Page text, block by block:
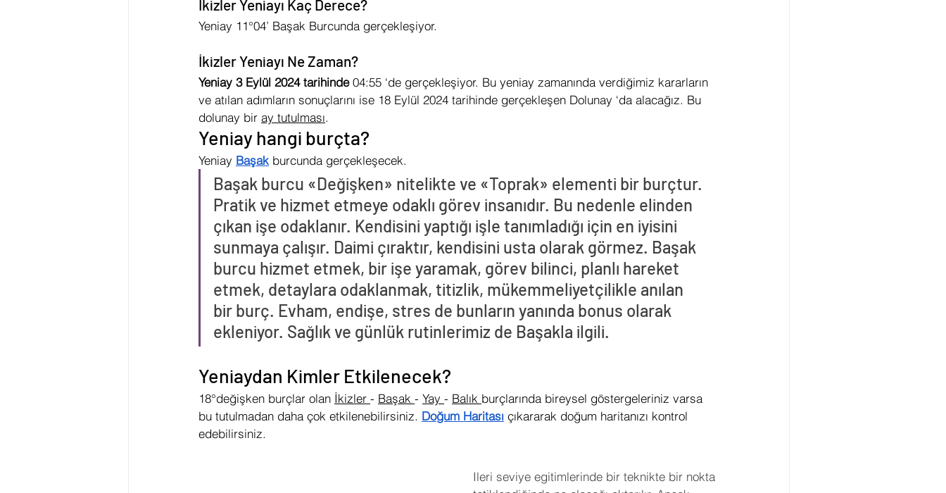
İkizler Yeniayı Kaç Derece?
Yeniay 11°04’ Başak Burcunda gerçekleşiyor.
İkizler Yeniayı Ne Zaman?
Yeniay 3 Eylül 2024 tarihinde 04:55 ‘de gerçekleşiyor. Bu yeniay zamanında verdiğimiz kararların
ve atılan adımların sonuçlarını ise 18 Eylül 2024 tarihinde gerçekleşen Dolunay ‘da alacağız. Bu
dolunay bir ay tutulması.
Yeniay hangi burçta?
Yeniay Başak burcunda gerçekleşecek.
Başak burcu «Değişken» nitelikte ve «Toprak» elementi bir burçtur.
Pratik ve hizmet etmeye odaklı görev insanıdır. Bu nedenle elinden
çıkan işe odaklanır. Kendisini yaptığı işle tanımladığı için en iyisini
sunmaya çalışır. Daimi çıraktır, kendisini usta olarak görmez. Başak
burcu hizmet etmek, bir işe yaramak, görev bilinci, planlı hareket
etmek, detaylara odaklanmak, titizlik, mükemmeliyetçilikle anılan
bir burç. Evham, endişe, stres de bunların yanında bonus olarak
ekleniyor. Sağlık ve günlük rutinlerimiz de Başakla ilgili.
Yeniaydan Kimler Etkilenecek?
18°değişken burçlar olan İkizler - Başak - Yay - Balık burçlarında bireysel göstergeleriniz varsa
bu tutulmadan daha çok etkilenebilirsiniz. Doğum Haritası çıkararak doğum haritanızı kontrol
edebilirsiniz.
Ileri seviye egitimlerinde bir teknikte bir nokta